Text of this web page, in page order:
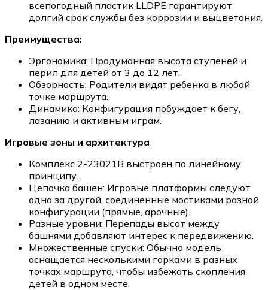
всепогодный пластик LLDPE гарантируют
долгий срок службы без коррозии и выцветания.
Преимущества:
Эргономика: Продуманная высота ступеней и
перил для детей от 3 до 12 лет.
Обзорность: Родители видят ребенка в любой
точке маршрута.
Динамика: Конфигурация побуждает к бегу,
лазанию и активным играм.
Игровые зоны и архитектура
Комплекс 2-23021B выстроен по линейному
принципу.
Цепочка башен: Игровые платформы следуют
одна за другой, соединенные мостиками разной
конфигурации (прямые, арочные).
Разные уровни: Перепады высот между
башнями добавляют интерес к передвижению.
Множественные спуски: Обычно модель
оснащается несколькими горками в разных
точках маршрута, чтобы избежать скопления
детей в одном месте.